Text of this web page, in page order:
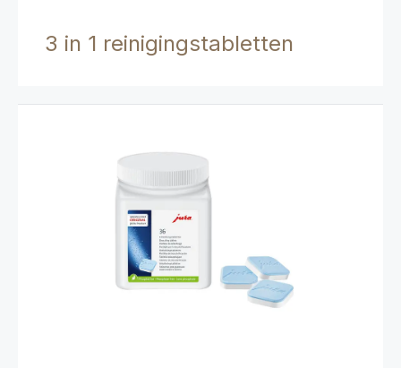
3 in 1 reinigingstabletten